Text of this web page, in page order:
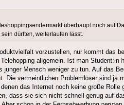
überhaupt noch auf
dürften, weiterlaufen lässt.
vorzustellen, nur kommt das
allgemein. Ist man
Mensch weniger zu tun. Auf das
vermeintlichen Problemlöser sind ja
das Internet noch keine große
dass sie sich nicht schnell genug auf